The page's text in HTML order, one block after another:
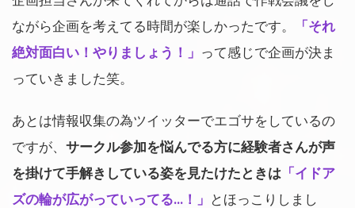
ながら企画を考えてる時間が楽しかったです。
「それ
絶対面白い！やりましょう！」 って感じで企画が決ま
っていきました笑。
あとは情報収集の為ツイッターでエゴサをしているの
ですが、 サークル参加を悩んでる方に経験者さんが声
を掛けて手解きしている姿を見たけたときは 「イドア
ズの輪が広がっていってる…！」 とほっこりしまし